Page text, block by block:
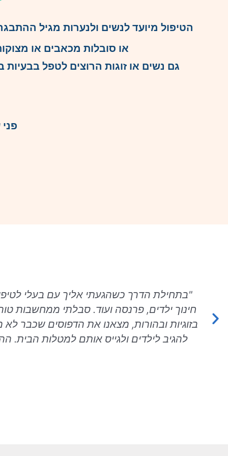
הטיפול מיועד לנשים ולנערות מגיל
או סובלות מכאבים או
גם נשים או זוגות הרוצים לטפל בבעיות
"בתחילת הדרך כשהגעתי אליך עם בעלי
חינוך ילדים, פרנסה ועוד. סבלתי ממחשבות
בזוגיות ובהורות, מצאנו את הדפוסים שכבר
להגיב לילדים ולגייס אותם למטלות הבית.